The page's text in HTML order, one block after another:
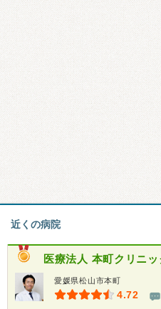
近くの病院
医療法人 本町クリニ
愛媛県松山市本町
4.72